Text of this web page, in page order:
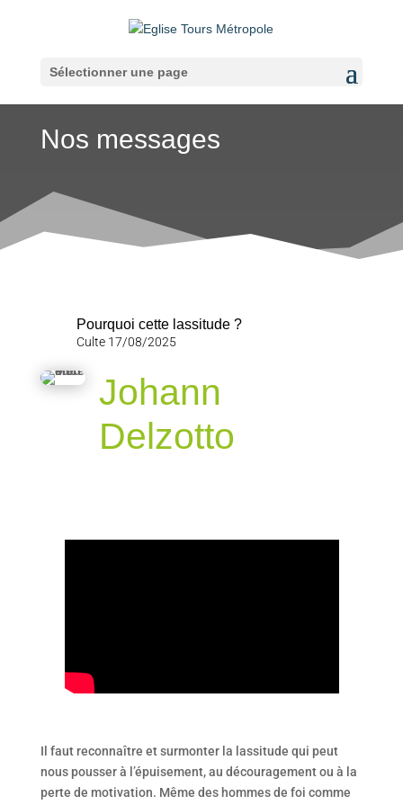
Sélectionner une page
Nos messages
Pourquoi cette lassitude ?
Culte 17/08/2025
Johann
Delzotto
Il faut reconnaître et surmonter la lassitude qui peut
nous pousser à l’épuisement, au découragement ou à la
perte de motivation. Même des hommes de foi comme